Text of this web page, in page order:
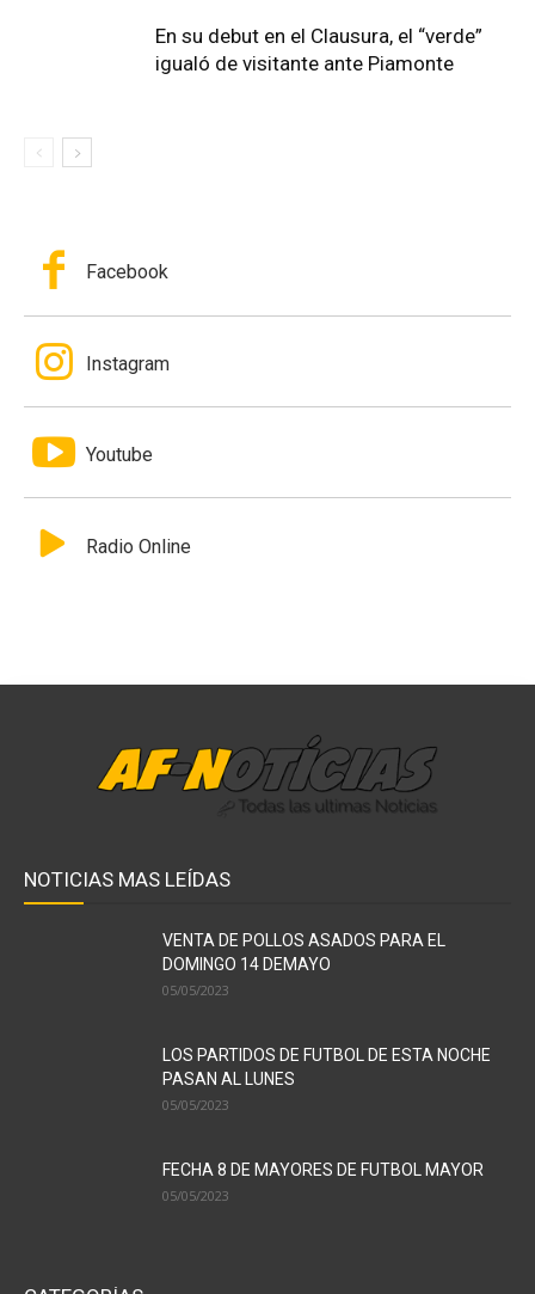
En su debut en el Clausura, el “verde”
igualó de visitante ante Piamonte
Facebook
Instagram
Youtube
Radio Online
NOTICIAS MAS LEÍDAS
VENTA DE POLLOS ASADOS PARA EL
DOMINGO 14 DEMAYO
05/05/2023
LOS PARTIDOS DE FUTBOL DE ESTA NOCHE
PASAN AL LUNES
05/05/2023
FECHA 8 DE MAYORES DE FUTBOL MAYOR
05/05/2023